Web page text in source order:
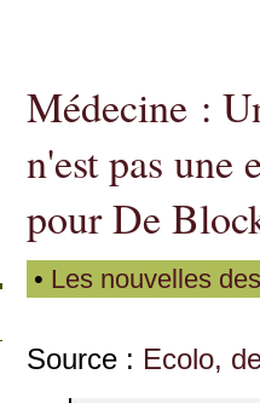
Médecine :
n'est pas une
pour De
• Les nouvelles
Source : Ecolo,